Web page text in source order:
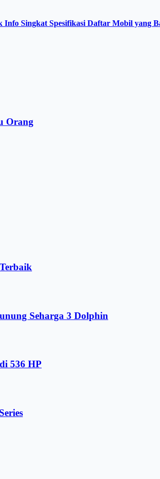
Singkat Spesifikasi Daftar Mobil yang
Orang
Seharga 3 Dolphin
536 HP